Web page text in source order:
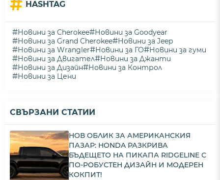
HASHTAG
#Новини за Cherokee#Новини за Goodyear
#Новини за Grand Cherokee#Новини за Jeep
#Новини за Wrangler#Новини за ГО#Новини за гуми
#Новини за Двигател#Новини за Джанти
#Новини за Дизайн#Новини за Контрол
#Новини за Цени
СВЪРЗАНИ СТАТИИ
НОВ ОБЛИК ЗА АМЕРИКАНСКИЯ
ПАЗАР: HONDA РАЗКРИВА
БЪДЕЩЕТО НА ПИКАПА RIDGELINE С
ПО-РОБУСТЕН ДИЗАЙН И МОДЕРЕН
КОКПИТ!